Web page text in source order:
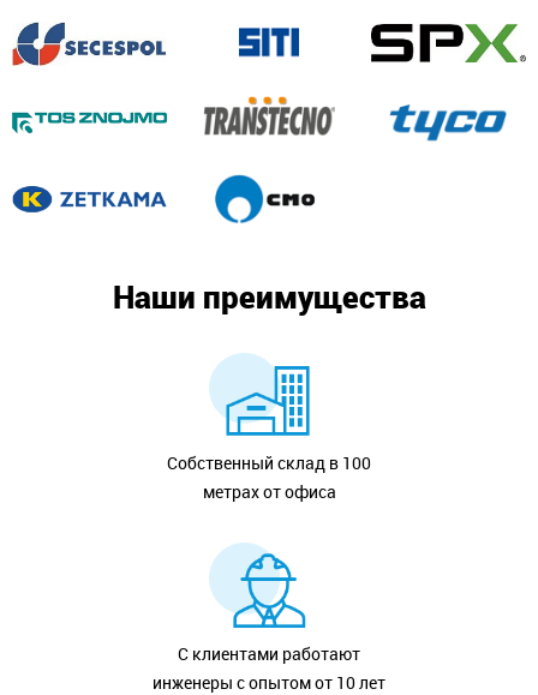
Наши преимущества
Собственный склад в 100
метрах от офиса
С клиентами работают
инженеры с опытом от 10 лет